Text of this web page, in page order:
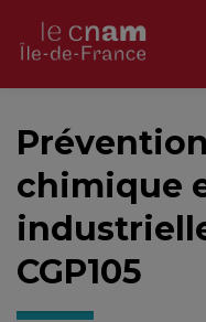
chimique
CGP105